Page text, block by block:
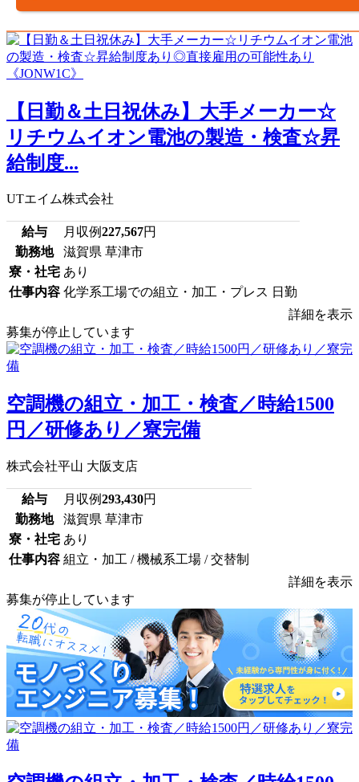
【日勤＆土日祝休み】大手メーカー☆
リチウムイオン電池の製造・検査☆昇
給制度...
UTエイム株式会社
給与 月収例227,567円
勤務地
滋賀県 草津市
寮・社宅 あり
仕事内容 化学系工場での組立・加工・プレス 日勤
詳細を表示
募集が停止しています
空調機の組立・加工・検査／時給1500
円／研修あり／寮完備
株式会社平山 大阪支店
給与 月収例293,430円
勤務地
滋賀県 草津市
寮・社宅 あり
仕事内容 組立・加工 / 機械系工場 / 交替制
詳細を表示
募集が停止しています